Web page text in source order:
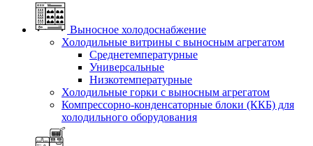
Выносное холодоснабжение
Холодильные витрины с выносным агрегатом
Среднетемпературные
Универсальные
Низкотемпературные
Холодильные горки с выносным агрегатом
Компрессорно-конденсаторные блоки (ККБ) для
холодильного оборудования